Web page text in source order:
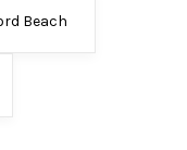
Beach